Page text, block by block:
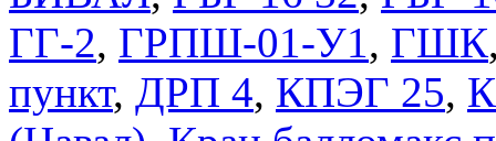
ГГ-2, ГРПШ-01-У1, ГШК
пункт, ДРП 4, КПЭГ 25,